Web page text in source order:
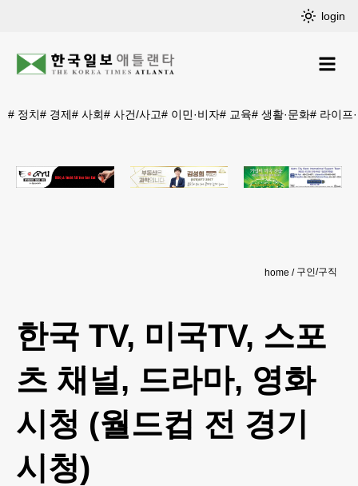
login
# 정치# 경제# 사회# 사건/사고# 이민·비자# 교육# 생활·문화# 라이프
home 구인/구직
한국 TV, 미국TV, 스포
츠 채널, 드라마, 영화
시청 (월드컵 전 경기
시청)